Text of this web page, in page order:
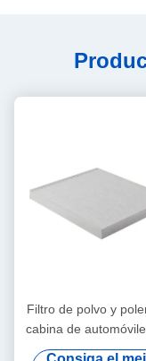
Filtro de polvo y
cabina de
Nissan Kubistar